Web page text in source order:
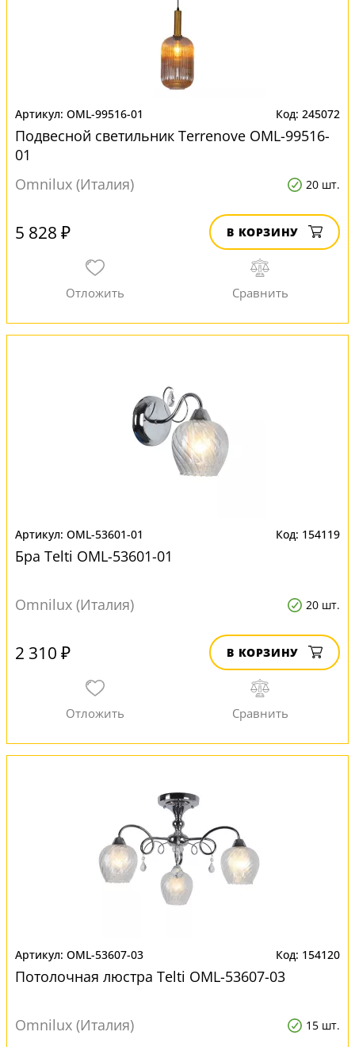
OML-99516-01 245072
Подвесной светильник Terrenove OML-99516-
01
Omnilux (Италия)
20 шт.
5 828 ₽ В КОРЗИНУ
OML-53601-01 154119
Бра Telti OML-53601-01
Omnilux (Италия) 20 шт.
2 310 ₽ В КОРЗИНУ
OML-53607-03 154120
Потолочная люстра Telti OML-53607-03
Omnilux (Италия) 15 шт.